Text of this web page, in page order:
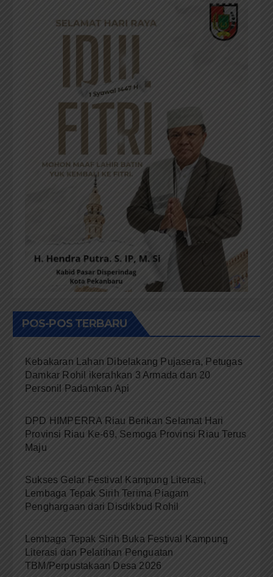
POS-POS TERBARU
Kebakaran Lahan Dibelakang Pujasera, Petugas
Damkar Rohil ikerahkan 3 Armada dan 20
Personil Padamkan Api
DPD HIMPERRA Riau Berikan Selamat Hari
Provinsi Riau Ke-69, Semoga Provinsi Riau Terus
Maju
Sukses Gelar Festival Kampung Literasi,
Lembaga Tepak Sirih Terima Piagam
Penghargaan dari Disdikbud Rohil
Lembaga Tepak Sirih Buka Festival Kampung
Literasi dan Pelatihan Penguatan
TBM/Perpustakaan Desa 2026